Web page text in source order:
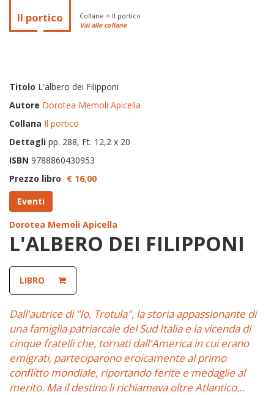
Il portico
Collane > Il portico
Vai alle collane
Titolo L'albero dei Filipponi
Autore Dorotea Memoli Apicella
Collana Il portico
Dettagli pp. 288, Ft. 12,2 x 20
ISBN 9788860430953
Prezzo libro € 16,00
Eventi
Dorotea Memoli Apicella
L'ALBERO DEI FILIPPONI
LIBRO
Dall'autrice di "lo, Trotula", la storia appassionante di
una famiglia patriarcale del Sud Italia e la vicenda di
cinque fratelli che, tornati dall'America in cui erano
emigrati, parteciparono eroicamente al primo
conflitto mondiale, riportando ferite e medaglie al
merito. Ma il destino li richiamava oltre Atlantico...